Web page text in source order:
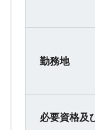
勤務地
必要資格及